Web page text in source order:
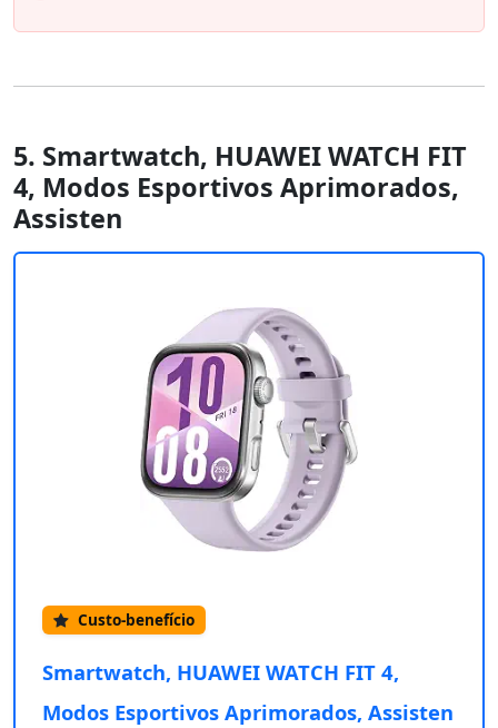
5. Smartwatch, HUAWEI WATCH FIT
4, Modos Esportivos Aprimorados,
Assisten
Custo-benefício
Smartwatch, HUAWEI WATCH FIT 4,
Modos Esportivos Aprimorados, Assisten